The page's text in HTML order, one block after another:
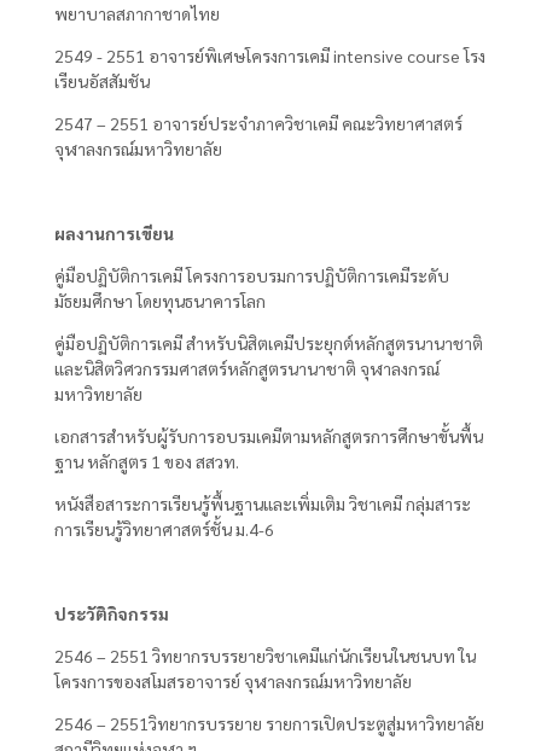
พยาบาลสภากาชาดไทย
2549 - 2551 อาจารย์พิเศษโครงการเคมี intensive course โรง
เรียนอัสสัมชัน
2547 – 2551 อาจารย์ประจำภาควิชาเคมี คณะวิทยาศาสตร์
จุฬาลงกรณ์มหาวิทยาลัย
ผลงานการเขียน
คู่มือปฏิบัติการเคมี โครงการอบรมการปฏิบัติการเคมีระดับ
มัธยมศึกษา โดยทุนธนาคารโลก
คู่มือปฏิบัติการเคมี สำหรับนิสิตเคมีประยุกต์หลักสูตรนานาชาติ
และนิสิตวิศวกรรมศาสตร์หลักสูตรนานาชาติ จุฬาลงกรณ์
มหาวิทยาลัย
เอกสารสำหรับผู้รับการอบรมเคมีตามหลักสูตรการศึกษาขั้นพื้น
ฐาน หลักสูตร 1 ของ สสวท.
หนังสือสาระการเรียนรู้พื้นฐานและเพิ่มเติม วิชาเคมี กลุ่มสาระ
การเรียนรู้วิทยาศาสตร์ชั้น ม.4-6
ประวัติกิจกรรม
2546 – 2551 วิทยากรบรรยายวิชาเคมีแก่นักเรียนในชนบท ใน
โครงการของสโมสรอาจารย์ จุฬาลงกรณ์มหาวิทยาลัย
2546 – 2551วิทยากรบรรยาย รายการเปิดประตูสู่มหาวิทยาลัย